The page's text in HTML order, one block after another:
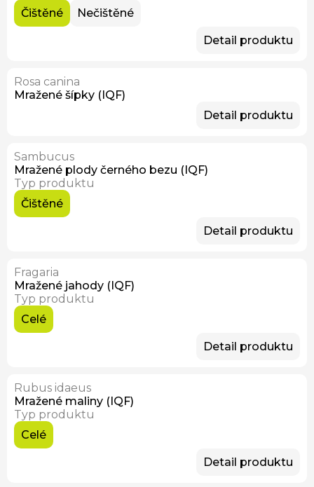
Čištěné
Nečištěné
Detail produktu
Skladem
Rosa canina
Mražené šípky (IQF)
Detail produktu
Skladem
Sambucus
Mražené plody černého bezu (IQF)
Typ produktu
Čištěné
Detail produktu
Fragaria
Mražené jahody (IQF)
Typ produktu
Celé
Detail produktu
Rubus idaeus
Mražené maliny (IQF)
Typ produktu
Celé
Detail produktu